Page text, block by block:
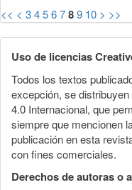
<< < 3456789 10 > >>
Uso de licencias
Todos los textos
excepción, se
4.0 Internacional, que
siempre que mencionen
publicación en esta
con fines comerciales.
Derechos de autoras o